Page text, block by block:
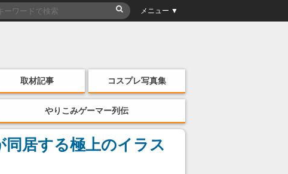
メニュー ▼
取材記事 コスプレ写真集
やりこみゲーマー列伝
居する極上のイラス